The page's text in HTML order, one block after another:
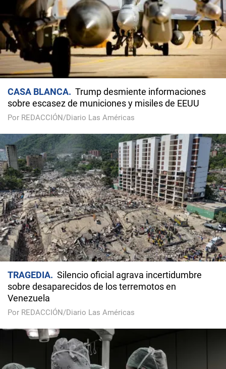
CASA BLANCA
Trump desmiente informaciones
sobre escasez de municiones y misiles de EEUU
Por REDACCIÓN/Diario Las Américas
TRAGEDIA
Silencio oficial agrava incertidumbre
sobre desaparecidos de los terremotos en
Venezuela
Por REDACCIÓN/Diario Las Américas